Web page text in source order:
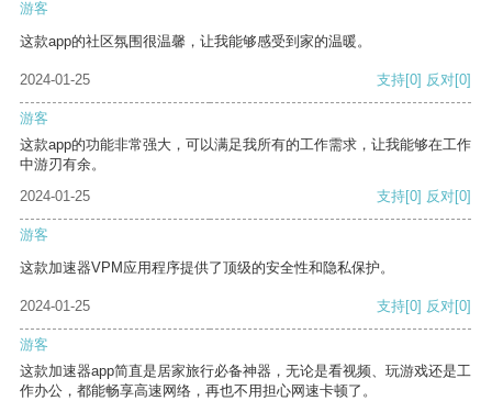
游客
这款app的社区氛围很温馨，让我能够感受到家的温暖。
2024-01-25 支持[0] 反对[0]
游客
这款app的功能非常强大，可以满足我所有的工作需求，让我能够在工作
中游刃有余。
2024-01-25
支持[0] 反对[0]
游客
这款加速器VPM应用程序提供了顶级的安全性和隐私保护。
2024-01-25 支持[0] 反对[0]
游客
这款加速器app简直是居家旅行必备神器，无论是看视频、玩游戏还是工
作办公，都能畅享高速网络，再也不用担心网速卡顿了。